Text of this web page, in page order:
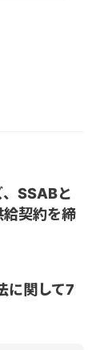
SSABと
契約を締
に関して7